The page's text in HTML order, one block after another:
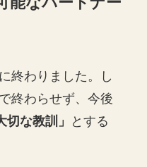
終わりました。し
終わらせず、今後
切な教訓」
とする